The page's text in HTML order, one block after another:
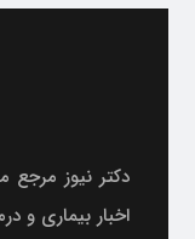
دکتر نیوز مرجع
اخبار بیماری و